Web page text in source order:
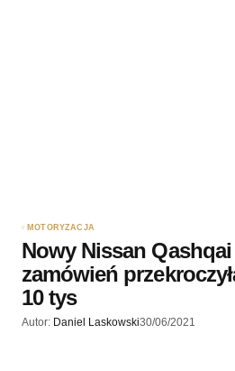
MOTORYZACJA
Nowy Nissan
zamówień
10 tys
Autor: Daniel Laskowski30/06/2021